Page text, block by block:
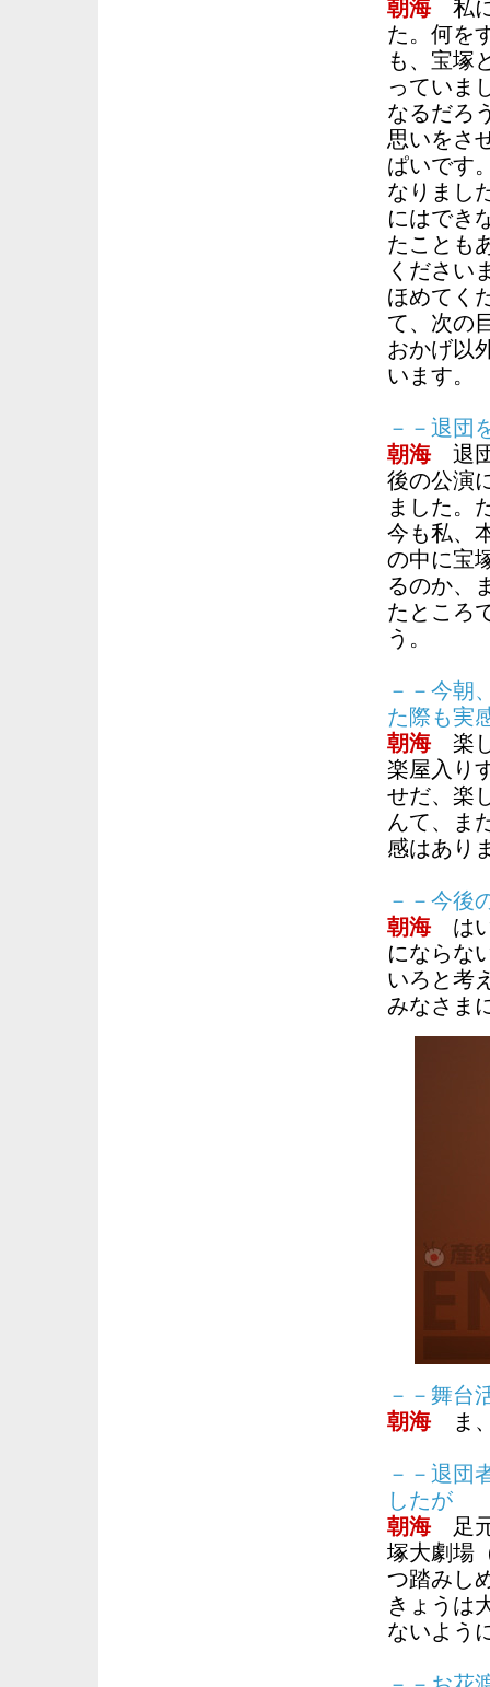
朝海私に
た。何を
も、宝塚
っていま
なるだろ
思いをさ
ぱいです
なりまし
にはでき
たことも
ください
ほめてく
て、次の
おかげ以
います。
－－退団
朝海退団
後の公演
ました。
今も私、
の中に宝
るのか、
たところ
う。
－－今朝
た際も実
朝海楽し
楽屋入り
せだ、楽
んて、ま
感はあり
－－今後
朝海はい
にならな
いろと考
みなさま
－－舞台
朝海ま、
－－退団
したが
朝海足元
塚大劇場
つ踏みし
きょうは
ないよう